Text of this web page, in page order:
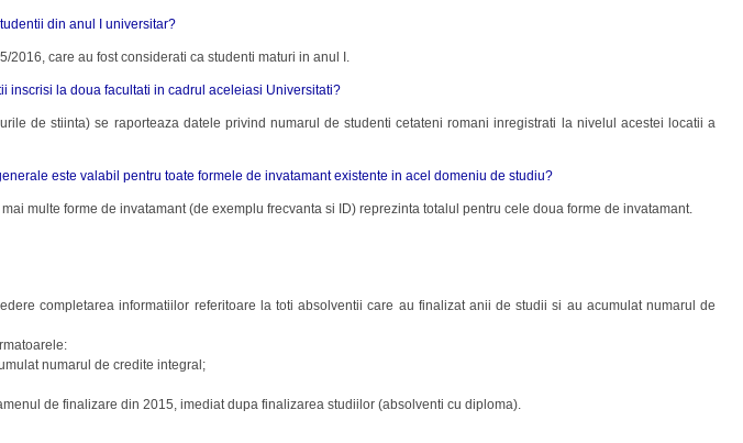
din anul I universitar?
2016, care au fost considerati ca studenti maturi in anul I.
inscrisi la doua facultati in cadrul aceleiasi Universitati?
de stiinta) se raporteaza datele privind numarul de studenti cetateni romani inregistrati la nivelul acestei locatii a
este valabil pentru toate formele de invatamant existente in acel domeniu de studiu?
multe forme de invatamant (de exemplu frecvanta si ID) reprezinta totalul pentru cele doua forme de invatamant.
completarea informatiilor referitoare la toti absolventii care au finalizat anii de studii si au acumulat numarul de
numarul de credite integral;
de finalizare din 2015, imediat dupa finalizarea studiilor (absolventi cu diploma).